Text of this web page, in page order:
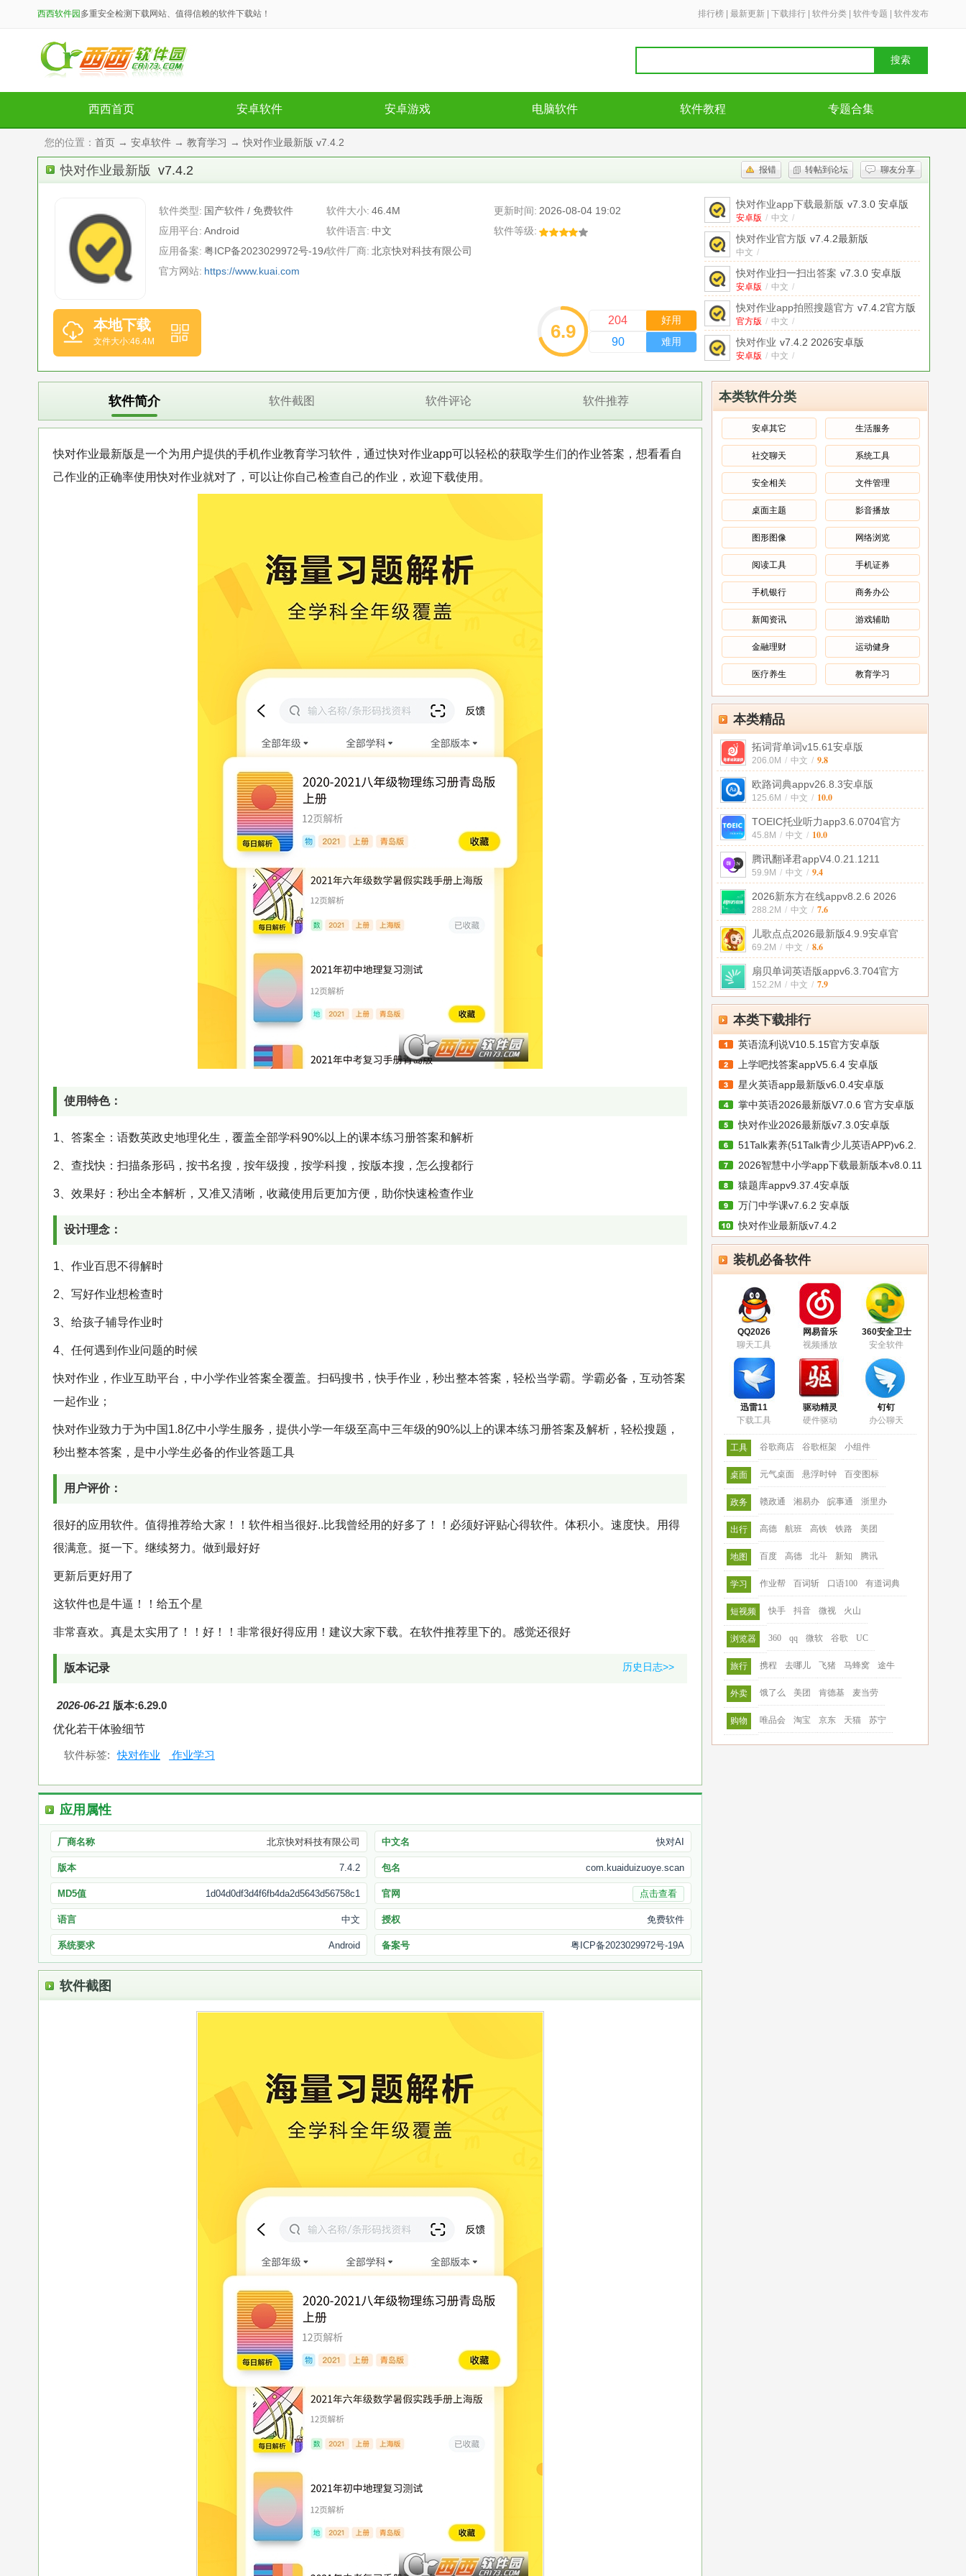
西西软件园 多重安全检测下载网站、值得信赖的软件下载站！ 排行榜 最新更新 下载排行 软件分类 软件专题 软件发布
搜索
西西首页 安卓软件 安卓游戏 电脑软件 软件教程 专题合集
您的位置： 首页 → 安卓软件 → 教育学习 → 快对作业最新版 v7.4.2
快对作业最新版 v7.4.2 报错 转帖到论坛 聊友分享
软件类型: 国产软件 / 免费软件 软件大小: 46.4M 更新时间: 2026-08-04 19:02
应用平台: Android 软件语言: 中文
软件等级:
应用备案: 粤ICP备2023029972号-19A软件厂商: 北京快对科技有限公司
官方网站: https://www.kuai.com
本地下载
文件大小:46.4M 6.9
204 好用
90 难用
快对作业app下载最新版 v7.3.0 安卓版
安卓版 / 中文 /
快对作业官方版 v7.4.2最新版
中文 /
快对作业扫一扫出答案 v7.3.0 安卓版
安卓版 / 中文 /
快对作业app拍照搜题官方 v7.4.2官方版
官方版 / 中文 /
快对作业 v7.4.2 2026安卓版
安卓版 / 中文 /
中文 /
快对作业免费版 2.42.0官方版
官方版 / 中文
快对作业搜题 7.4.2 2026 安卓搜题
安卓版 / 中文
快对作业答案2020最新版 v2.3安卓版
安卓版 / 中文 /
快对作业清楚版
中文 /
本类软件分类
安卓其它 生活服务
社交聊天 系统工具
安全相关 文件管理
桌面主题 影音播放
图形图像 网络浏览
阅读工具 手机证券
手机银行 商务办公
新闻资讯 游戏辅助
金融理财 运动健身
医疗养生 教育学习
本类精品
拓词背单词v15.61安卓版
206.0M / 中文 / 9.8
欧路词典appv26.8.3安卓版
125.6M / 中文 / 10.0
TOEIC托业听力app3.6.0704官方
45.8M / 中文 / 10.0
腾讯翻译君appV4.0.21.1211
59.9M / 中文 / 9.4
2026新东方在线appv8.2.6 2026
288.2M / 中文 / 7.6
儿歌点点2026最新版4.9.9安卓官
69.2M / 中文 / 8.6
扇贝单词英语版appv6.3.704官方
152.2M / 中文 / 7.9
本类下载排行
英语流利说V10.5.15官方安卓版
上学吧找答案appV5.6.4 安卓版
星火英语app最新版v6.0.4安卓版
掌中英语2026最新版V7.0.6 官方安卓版
快对作业2026最新版v7.3.0安卓版
51Talk素养(51Talk青少儿英语APP)v6.2.
2026智慧中小学app下载最新版本v8.0.11
猿题库appv9.37.4安卓版
万门中学课v7.6.2 安卓版
快对作业最新版v7.4.2
装机必备软件
QQ2026
聊天工具
网易音乐
视频播放
360安全卫士
安全软件
迅雷11
下载工具
驱动精灵
硬件驱动
钉钉
办公聊天
工具 谷歌商店 谷歌框架 小组件
桌面 元气桌面 悬浮时钟 百变图标
政务 赣政通 湘易办 皖事通 浙里办
出行 高德 航班 高铁 铁路 美团
地图 百度 高德 北斗 新知 腾讯
学习 作业帮 百词斩 口语100 有道词典
短视频 快手 抖音 微视 火山
浏览器 360 qq 微软 谷歌 UC
旅行 携程 去哪儿 飞猪 马蜂窝 途牛
外卖 饿了么 美团 肯德基 麦当劳
购物 唯品会 淘宝 京东 天猫 苏宁
软件简介 软件截图 软件评论 软件推荐
快对作业最新版是一个为用户提供的手机作业教育学习软件，通过快对作业app可以轻松的获取学生们的作业答案，想看看自
己作业的正确率使用快对作业就对了，可以让你自己检查自己的作业，欢迎下载使用。
使用特色：
1、答案全：语数英政史地理化生，覆盖全部学科90%以上的课本练习册答案和解析
2、查找快：扫描条形码，按书名搜，按年级搜，按学科搜，按版本搜，怎么搜都行
3、效果好：秒出全本解析，又准又清晰，收藏使用后更加方便，助你快速检查作业
设计理念：
1、作业百思不得解时
2、写好作业想检查时
3、给孩子辅导作业时
4、任何遇到作业问题的时候
快对作业，作业互助平台，中小学作业答案全覆盖。扫码搜书，快手作业，秒出整本答案，轻松当学霸。学霸必备，互动答案
一起作业；
快对作业致力于为中国1.8亿中小学生服务，提供小学一年级至高中三年级的90%以上的课本练习册答案及解析，轻松搜题，
秒出整本答案，是中小学生必备的作业答题工具
用户评价：
很好的应用软件。值得推荐给大家！！软件相当很好..比我曾经用的好多了！！必须好评贴心得软件。体积小。速度快。用得
很满意。挺一下。继续努力。做到最好好
更新后更好用了
这软件也是牛逼！！给五个星
非常喜欢。真是太实用了！！好！！非常很好得应用！建议大家下载。在软件推荐里下的。感觉还很好
版本记录 历史日志>>
2026-06-21 版本:6.29.0
优化若干体验细节
软件标签: 快对作业 作业学习
应用属性
厂商名称 北京快对科技有限公司 中文名 快对AI
版本 7.4.2 包名 com.kuaiduizuoye.scan
MD5值 1d04d0df3d4f6fb4da2d5643d56758c1 官网 点击查看
语言 中文 授权 免费软件
系统要求 Android 备案号 粤ICP备2023029972号-19A
软件截图